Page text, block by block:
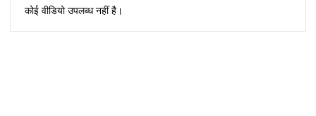
कोई वीडियो उपलब्ध नहीं है।